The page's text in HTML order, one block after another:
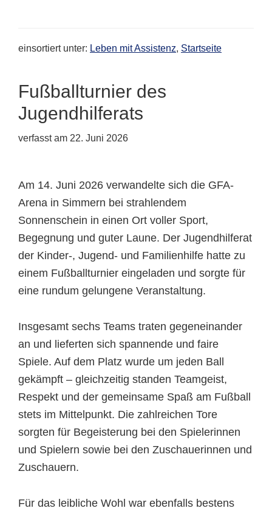
einsortiert unter: Leben mit Assistenz, Startseite
Fußballturnier des
Jugendhilferats
verfasst am 22. Juni 2026
Am 14. Juni 2026 verwandelte sich die GFA-
Arena in Simmern bei strahlendem
Sonnenschein in einen Ort voller Sport,
Begegnung und guter Laune. Der Jugendhilferat
der Kinder-, Jugend- und Familienhilfe hatte zu
einem Fußballturnier eingeladen und sorgte für
eine rundum gelungene Veranstaltung.
Insgesamt sechs Teams traten gegeneinander
an und lieferten sich spannende und faire
Spiele. Auf dem Platz wurde um jeden Ball
gekämpft – gleichzeitig standen Teamgeist,
Respekt und der gemeinsame Spaß am Fußball
stets im Mittelpunkt. Die zahlreichen Tore
sorgten für Begeisterung bei den Spielerinnen
und Spielern sowie bei den Zuschauerinnen und
Zuschauern.
Für das leibliche Wohl war ebenfalls bestens